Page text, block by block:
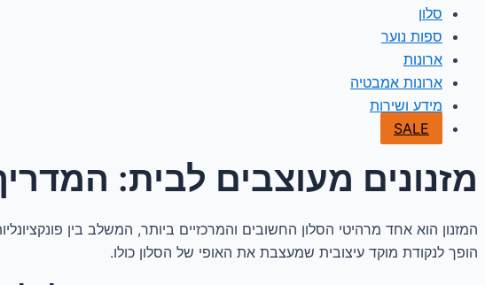
סלון
ספות נוער
ארונות
ארונות אמבטיה
מידע ושירות
SALE
מזנונים מעוצבים לבית:
המזנון הוא אחד מרהיטי הסלון החשובים והמרכזיים ביותר, המשלב בין
הופך לנקודת מוקד עיצובית שמעצבת את האופי של הסלון כולו.